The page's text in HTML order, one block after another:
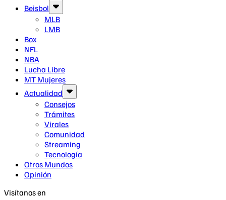
Beisbol
MLB
LMB
Box
NFL
NBA
Lucha Libre
MT Mujeres
Actualidad
Consejos
Trámites
Virales
Comunidad
Streaming
Tecnología
Otros Mundos
Opinión
Visítanos en